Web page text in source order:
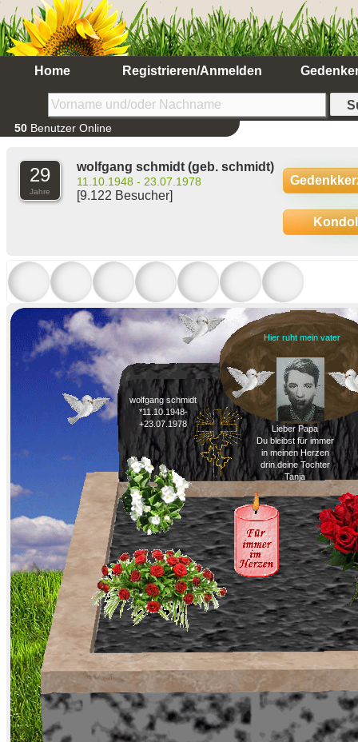
Home Registrieren/Anmelden
50 Benutzer Online
29
Jahre
wolfgang schmidt (geb. schmidt)
11.10.1948 - 23.07.1978
[9.122 Besucher]
wolfgang schmidt
*11.10.1948-
+23.07.1978
Hier ruht mein vater
Lieber Papa
Du bleibst für immer
in meinen Herzen
drin.deine Tochter
Tanja